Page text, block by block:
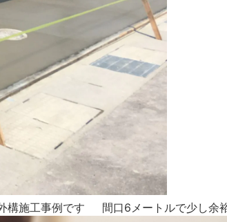
外構施工事例です 間口6メートルで少し